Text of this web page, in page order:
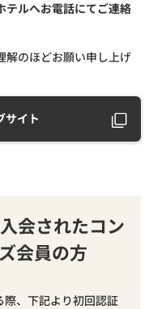
テルへお電話にてご連絡
解のほどお願い申し上げ
サイト
会されたコン
会員の方
、下記より初回認証